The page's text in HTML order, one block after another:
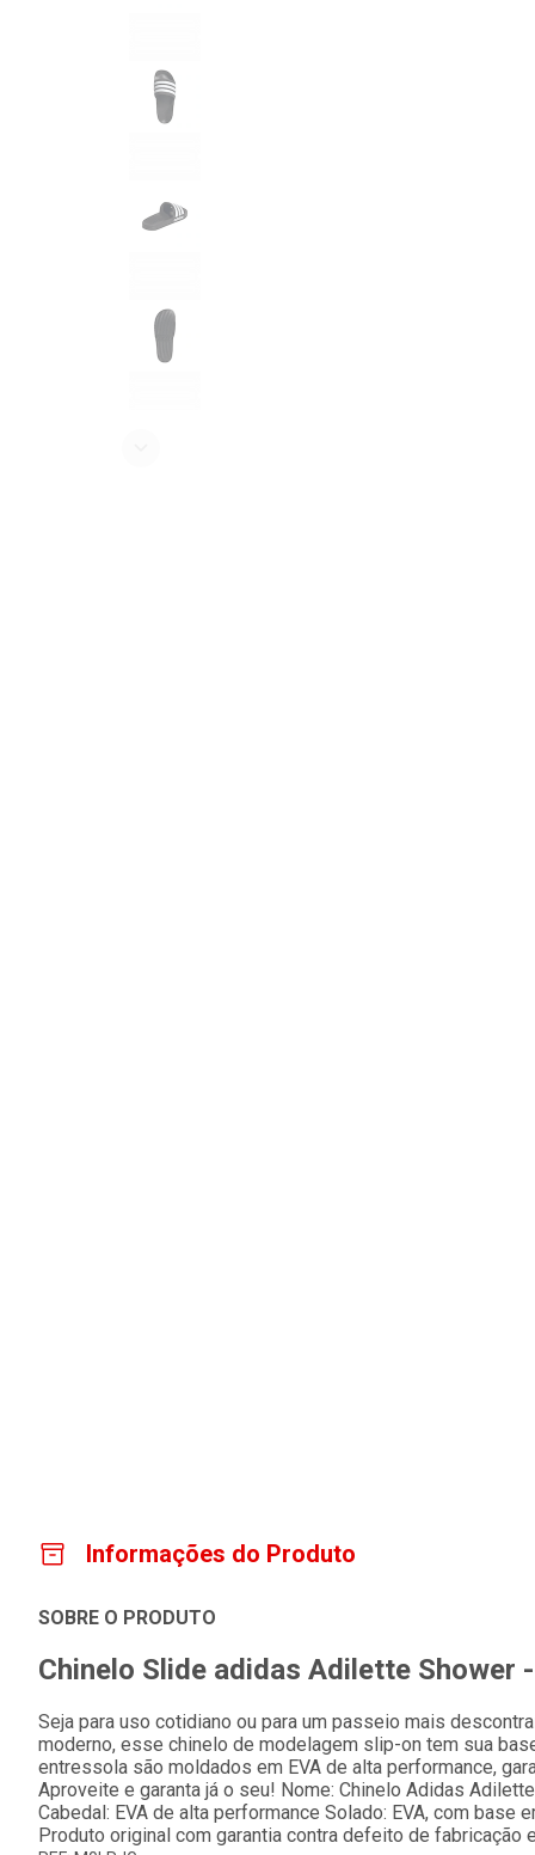
Informações do Produto
SOBRE O PRODUTO
Chinelo Slide adidas Adilette Shower
Seja para uso cotidiano ou para um passeio mais
moderno, esse chinelo de modelagem slip-on tem sua
entressola são moldados em EVA de alta performance,
Aproveite e garanta já o seu! Nome: Chinelo Adidas
Cabedal: EVA de alta performance Solado: EVA, com base
Produto original com garantia contra defeito de